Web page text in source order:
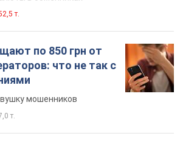
т.
по 850 грн от
что не так с
мошенников
т.